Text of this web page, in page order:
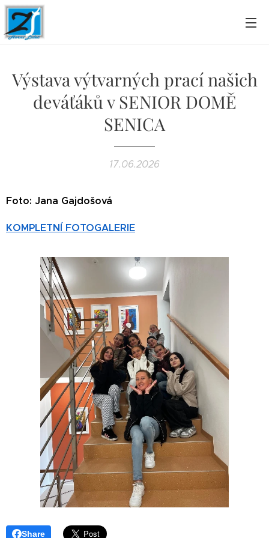
Výstava výtvarných prací našich
deváťáků v SENIOR DOMĚ
SENICA
17.06.2026
Foto: Jana Gajdošová
KOMPLETNÍ FOTOGALERIE
Share